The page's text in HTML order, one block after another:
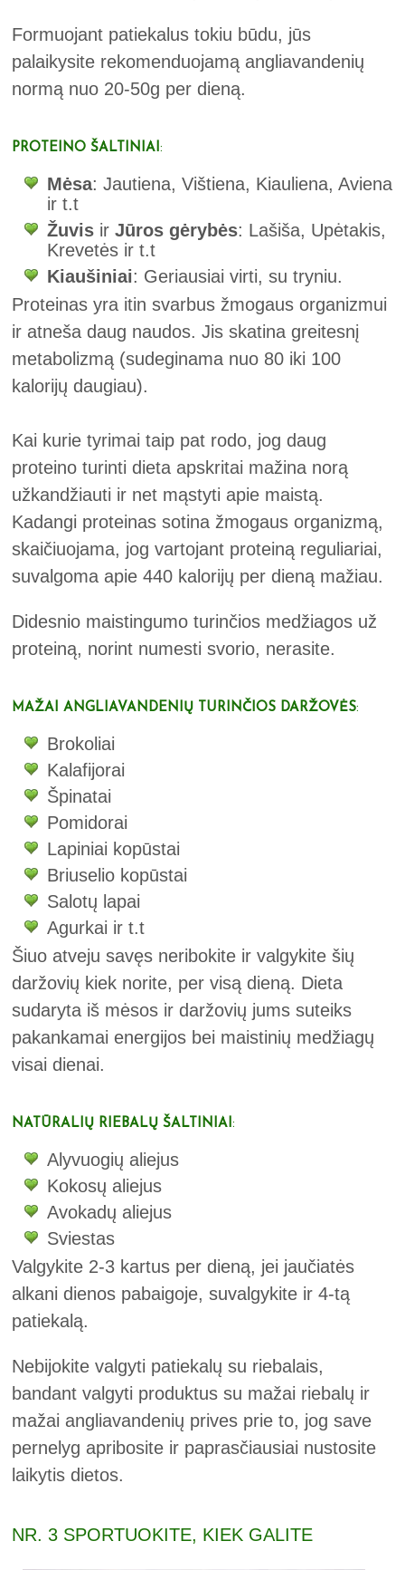
Formuojant patiekalus tokiu būdu, jūs
palaikysite rekomenduojamą angliavandenių
normą nuo 20-50g per dieną.
PROTEINO ŠALTINIAI:
Mėsa: Jautiena, Vištiena, Kiauliena, Aviena
ir t.t
Žuvis irJūros gėrybės: Lašiša, Upėtakis,
Krevetės ir t.t
Kiaušiniai: Geriausiai virti, su tryniu.
Proteinas yra itin svarbus žmogaus organizmui
ir atneša daug naudos. Jis skatina greitesnį
metabolizmą (sudeginama nuo 80 iki 100
kalorijų daugiau).
Kai kurie tyrimai taip pat rodo, jog daug
proteino turinti dieta apskritai mažina norą
užkandžiauti ir net mąstyti apie maistą.
Kadangi proteinas sotina žmogaus organizmą,
skaičiuojama, jog vartojant proteiną reguliariai,
suvalgoma apie 440 kalorijų per dieną mažiau.
Didesnio maistingumo turinčios medžiagos už
proteiną, norint numesti svorio, nerasite.
MAŽAI ANGLIAVANDENIŲ TURINČIOS DARŽOVĖS:
Brokoliai
Kalafijorai
Špinatai
Pomidorai
Lapiniai kopūstai
Briuselio kopūstai
Salotų lapai
Agurkai ir t.t
Šiuo atveju savęs neribokite ir valgykite šių
daržovių kiek norite, per visą dieną. Dieta
sudaryta iš mėsos ir daržovių jums suteiks
pakankamai energijos bei maistinių medžiagų
visai dienai.
NATŪRALIŲ RIEBALŲ ŠALTINIAI:
Alyvuogių aliejus
Kokosų aliejus
Avokadų aliejus
Sviestas
Valgykite 2-3 kartus per dieną, jei jaučiatės
alkani dienos pabaigoje, suvalgykite ir 4-tą
patiekalą.
Nebijokite valgyti patiekalų su riebalais,
bandant valgyti produktus su mažai riebalų ir
mažai angliavandenių prives prie to, jog save
pernelyg apribosite ir paprasčiausiai nustosite
laikytis dietos.
NR. 3 SPORTUOKITE, KIEK GALITE